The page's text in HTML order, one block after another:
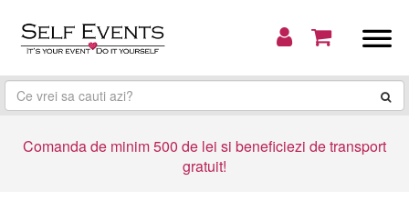
Comanda de minim 500 de lei si beneficiezi de transport
gratuit!